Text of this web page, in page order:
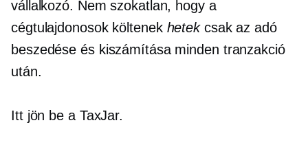
vállalkozó. Nem szokatlan, hogy a
cégtulajdonosok költenek hetek csak az adó
beszedése és kiszámítása minden tranzakció
után.
Itt jön be a TaxJar.